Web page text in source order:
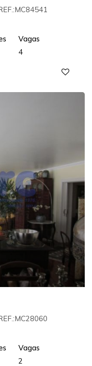
Vagas
4
Vagas
2